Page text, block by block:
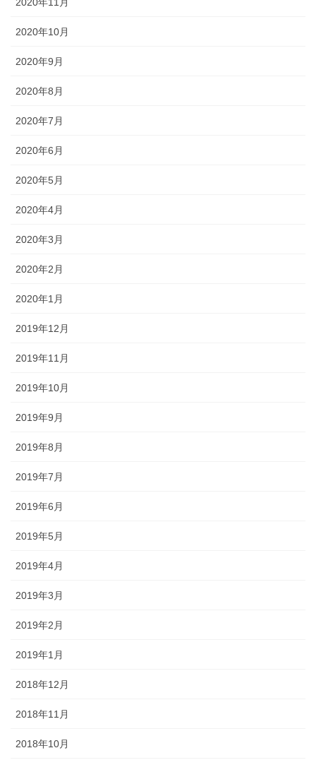
2020年10月
2020年9月
2020年8月
2020年7月
2020年6月
2020年5月
2020年4月
2020年3月
2020年2月
2020年1月
2019年12月
2019年11月
2019年10月
2019年9月
2019年8月
2019年7月
2019年6月
2019年5月
2019年4月
2019年3月
2019年2月
2019年1月
2018年12月
2018年11月
2018年10月